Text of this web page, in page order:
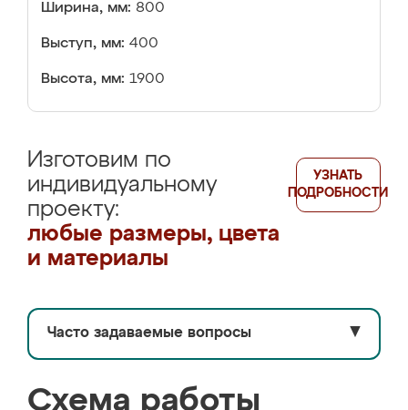
Ширина, мм: 800
Выступ, мм: 400
Высота, мм: 1900
Изготовим по
индивидуальному
проекту:
любые размеры, цвета
и материалы
УЗНАТЬ
ПОДРОБНОСТИ
Часто задаваемые вопросы ▼
Схема работы